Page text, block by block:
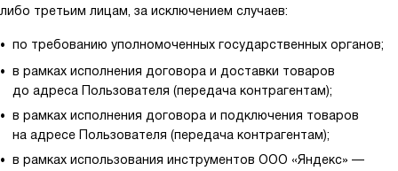
либо третьим лицам, за исключением случаев:
по требованию уполномоченных государственных органов;
в рамках исполнения договора и доставки товаров
до адреса Пользователя (передача контрагентам);
в рамках исполнения договора и подключения товаров
на адресе Пользователя (передача контрагентам);
в рамках использования инструментов ООО «Яндекс» —